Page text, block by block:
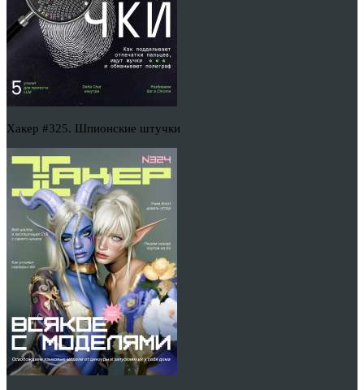
Хакер #325. Шпионские штучки